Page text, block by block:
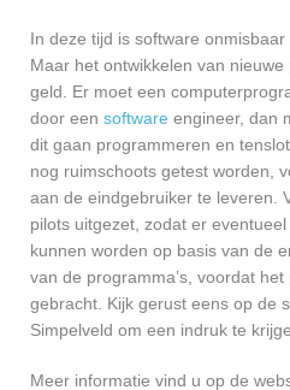
In deze tijd is software onmisbaar
Maar het ontwikkelen van
geld. Er moet een
door een software engineer, dan
dit gaan programmeren en
nog ruimschoots getest worden,
aan de eindgebruiker te leveren.
pilots uitgezet, zodat er
kunnen worden op basis van de
van de programma’s, voordat
gebracht. Kijk gerust eens op de
Simpelveld om een indruk te
Meer informatie vind u op de